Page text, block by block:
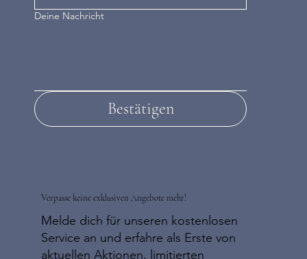
Deine Nachricht
Bestätigen
Verpasse keine exklusiven Angebote mehr!
Melde dich für unseren kostenlosen
Service an und erfahre als Erste von
aktuellen Aktionen, limitierten